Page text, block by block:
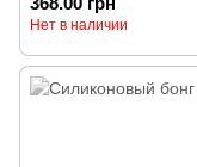
Нет в наличии